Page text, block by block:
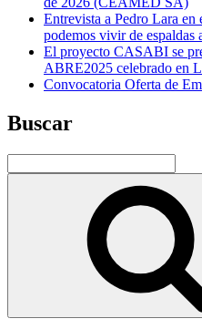
Entrevista a Pedro Lara
podemos vivir de espaldas
El proyecto CASABI se
ABRE2025 celebrado en
Convocatoria Oferta de
Buscar
por: